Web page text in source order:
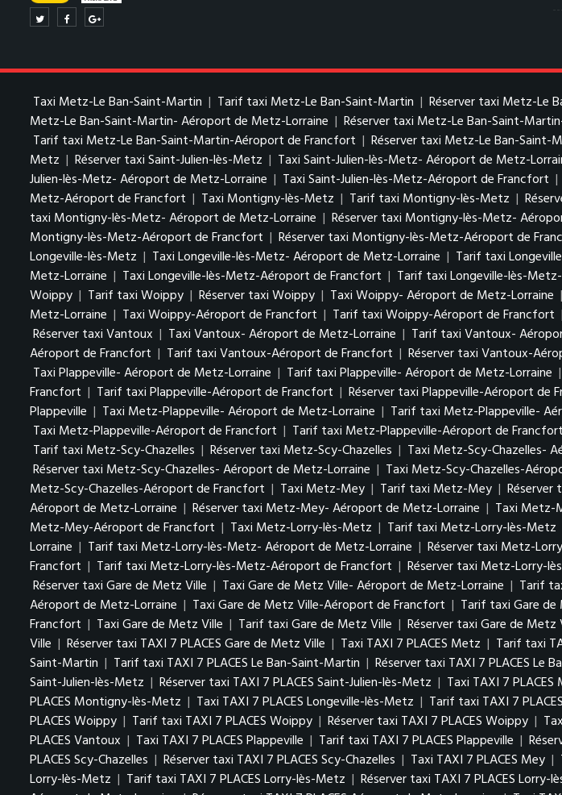
Taxi Metz-Le Ban-Saint-Martin | Tarif taxi Metz-Le Ban-Saint-Martin | Réserver taxi Metz-Le
Metz-Le Ban-Saint-Martin- Aéroport de Metz-Lorraine | Réserver taxi Metz-Le Ban-Saint-
Tarif taxi Metz-Le Ban-Saint-Martin-Aéroport de Francfort | Réserver taxi Metz-Le Ban-
Metz | Réserver taxi Saint-Julien-lès-Metz | Taxi Saint-Julien-lès-Metz- Aéroport de Metz-
Julien-lès-Metz- Aéroport de Metz-Lorraine | Taxi Saint-Julien-lès-Metz-Aéroport de Francfort |
Metz-Aéroport de Francfort | Taxi Montigny-lès-Metz | Tarif taxi Montigny-lès-Metz |
taxi Montigny-lès-Metz- Aéroport de Metz-Lorraine | Réserver taxi Montigny-lès-Metz-
Montigny-lès-Metz-Aéroport de Francfort | Réserver taxi Montigny-lès-Metz-Aéroport de
Longeville-lès-Metz | Taxi Longeville-lès-Metz- Aéroport de Metz-Lorraine | Tarif taxi
Metz-Lorraine | Taxi Longeville-lès-Metz-Aéroport de Francfort | Tarif taxi Longeville-lès-
Woippy | Tarif taxi Woippy | Réserver taxi Woippy | Taxi Woippy- Aéroport de Metz-Lorraine |
Metz-Lorraine | Taxi Woippy-Aéroport de Francfort | Tarif taxi Woippy-Aéroport de Francfort |
Réserver taxi Vantoux | Taxi Vantoux- Aéroport de Metz-Lorraine | Tarif taxi Vantoux-
Aéroport de Francfort | Tarif taxi Vantoux-Aéroport de Francfort | Réserver taxi Vantoux-
Taxi Plappeville- Aéroport de Metz-Lorraine | Tarif taxi Plappeville- Aéroport de Metz-Lorraine |
Francfort | Tarif taxi Plappeville-Aéroport de Francfort | Réserver taxi Plappeville-Aéroport de
Plappeville | Taxi Metz-Plappeville- Aéroport de Metz-Lorraine | Tarif taxi Metz-Plappeville-
Taxi Metz-Plappeville-Aéroport de Francfort | Tarif taxi Metz-Plappeville-Aéroport de Francfort
Tarif taxi Metz-Scy-Chazelles | Réserver taxi Metz-Scy-Chazelles | Taxi Metz-Scy-Chazelles-
Réserver taxi Metz-Scy-Chazelles- Aéroport de Metz-Lorraine | Taxi Metz-Scy-Chazelles-
Metz-Scy-Chazelles-Aéroport de Francfort | Taxi Metz-Mey | Tarif taxi Metz-Mey |
Aéroport de Metz-Lorraine | Réserver taxi Metz-Mey- Aéroport de Metz-Lorraine | Taxi Metz-
Metz-Mey-Aéroport de Francfort | Taxi Metz-Lorry-lès-Metz | Tarif taxi Metz-Lorry-lès-Metz
Lorraine | Tarif taxi Metz-Lorry-lès-Metz- Aéroport de Metz-Lorraine | Réserver taxi Metz-
Francfort | Tarif taxi Metz-Lorry-lès-Metz-Aéroport de Francfort | Réserver taxi Metz-Lorry-
Réserver taxi Gare de Metz Ville | Taxi Gare de Metz Ville- Aéroport de Metz-Lorraine | Tarif
Aéroport de Metz-Lorraine | Taxi Gare de Metz Ville-Aéroport de Francfort | Tarif taxi Gare
Francfort | Taxi Gare de Metz Ville | Tarif taxi Gare de Metz Ville | Réserver taxi Gare de Metz
Ville | Réserver taxi TAXI 7 PLACES Gare de Metz Ville | Taxi TAXI 7 PLACES Metz | Tarif taxi
Saint-Martin | Tarif taxi TAXI 7 PLACES Le Ban-Saint-Martin | Réserver taxi TAXI 7 PLACES Le
Saint-Julien-lès-Metz | Réserver taxi TAXI 7 PLACES Saint-Julien-lès-Metz | Taxi TAXI 7
PLACES Montigny-lès-Metz | Taxi TAXI 7 PLACES Longeville-lès-Metz | Tarif taxi TAXI 7
PLACES Woippy | Tarif taxi TAXI 7 PLACES Woippy | Réserver taxi TAXI 7 PLACES Woippy |
PLACES Vantoux | Taxi TAXI 7 PLACES Plappeville | Tarif taxi TAXI 7 PLACES Plappeville |
PLACES Scy-Chazelles | Réserver taxi TAXI 7 PLACES Scy-Chazelles | Taxi TAXI 7 PLACES Mey |
Lorry-lès-Metz | Tarif taxi TAXI 7 PLACES Lorry-lès-Metz | Réserver taxi TAXI 7 PLACES Lorry-